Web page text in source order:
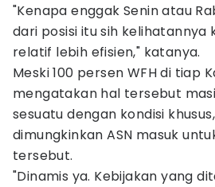
"Kenapa enggak Senin atau
dari posisi itu sih kelihatannya
relatif lebih efisien," katanya.
Meski 100 persen WFH di tiap
mengatakan hal tersebut
sesuatu dengan kondisi
dimungkinkan ASN masuk
tersebut.
"Dinamis ya. Kebijakan yang